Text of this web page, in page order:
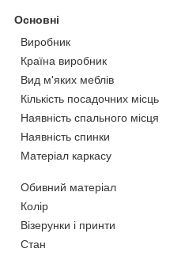
Основні
Виробник
Країна виробник
Вид м'яких меблів
Кількість посадочних місць
Наявність спального місця
Наявність спинки
Матеріал каркасу
Обивний матеріал
Колір
Візерунки і принти
Стан